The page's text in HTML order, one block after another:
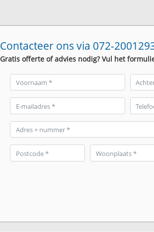
Contacteer ons via 072-
Gratis offerte of advies nodig? Vul het